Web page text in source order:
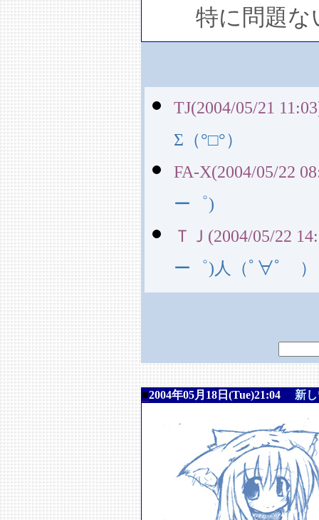
特に問題な
TJ(2004/05/21
Σ（°□°）
FA-X(2004/05/22
ー゜)
ＴＪ(2004/05/22
ー゜)人（ﾟ∀ﾟ ）
■2004年05月18日(Tue)21:04 新